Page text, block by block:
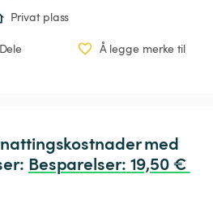
Privat plass
Dele Å legge merke til
med
Besparelser: 19,50 €